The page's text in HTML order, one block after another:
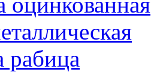
рабица